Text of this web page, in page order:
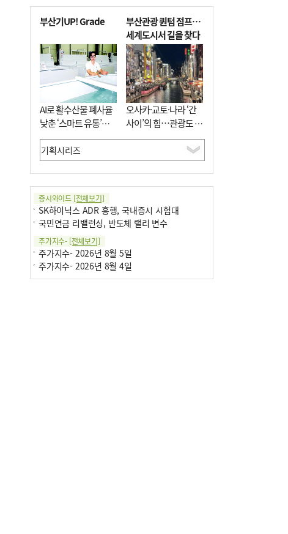
부산기UP! Grade
AI로 활수산물 폐사율
낮춘 ‘스마트 유통’…
사막·산악지대 수출
도전
부산관광 퀀텀 점프…
세계도시서 길을 찾다
오사카·교토·나라 ‘간
사이’의 힘…관광도 뭉
쳐야 흥한다
증시와이드 [전체보기]
SK하이닉스 ADR 흥행, 국내증시 시험대
국민연금 리밸런싱, 반도체 랠리 변수
주가지수- [전체보기]
주가지수- 2026년 8월 5일
주가지수- 2026년 8월 4일